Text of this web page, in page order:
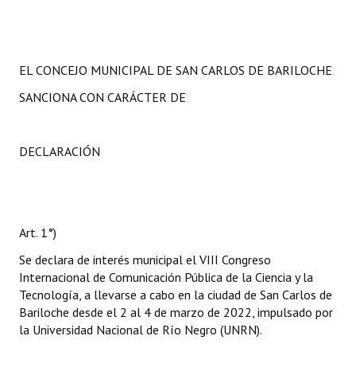
EL CONCEJO MUNICIPAL DE SAN CARLOS DE BARILOCHE
SANCIONA CON CARÁCTER DE
DECLARACIÓN
Art. 1°)
Se declara de interés municipal el VIII Congreso
Internacional de Comunicación Pública de la Ciencia y la
Tecnología, a llevarse a cabo en la ciudad de San Carlos de
Bariloche desde el 2 al 4 de marzo de 2022, impulsado por
la Universidad Nacional de Río Negro (UNRN).